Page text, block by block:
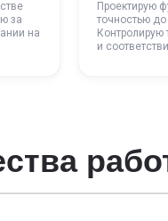
за
на
Проектирую
точностью
Контролирую
и